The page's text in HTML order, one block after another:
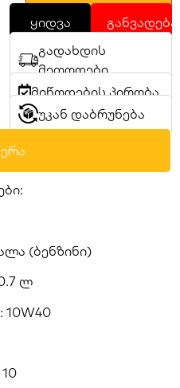
ყიდვა
განვადება
გადახდის
მეთოდები
მიწოდების პირობა
უკან დაბრუნება
(ბენზინი)
ლ
10W40